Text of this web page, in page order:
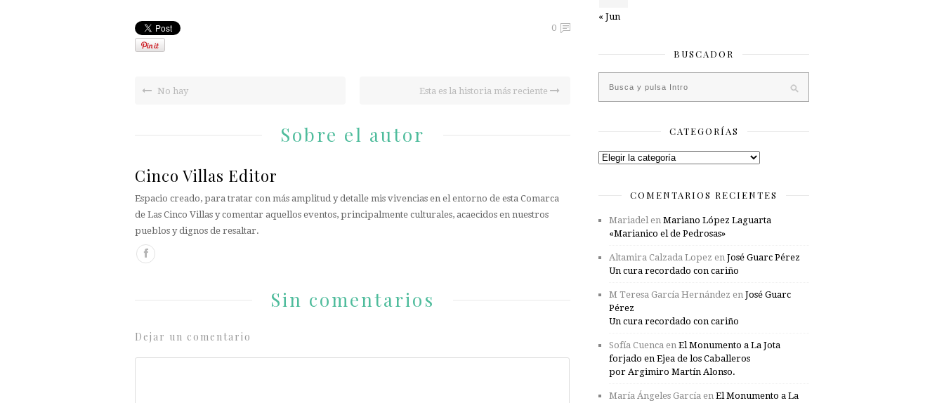
0
No hay Esta es la historia más reciente
Sobre el autor
Cinco Villas Editor
Espacio creado, para tratar con más amplitud y detalle mis vivencias en el entorno de esta Comarca
de Las Cinco Villas y comentar aquellos eventos, principalmente culturales, acaecidos en nuestros
pueblos y dignos de resaltar.
Sin comentarios
Dejar un comentario
« Jun
BUSCADOR
CATEGORÍAS
Categorías
COMENTARIOS RECIENTES
Mariadelen Mariano López Laguarta
«Marianico el de Pedrosas»
Altamira Calzada Lopez en José Guarc Pérez
Un cura recordado con cariño
M Teresa García Hernández en José Guarc
Pérez
Un cura recordado con cariño
Sofía Cuenca en El Monumento a La Jota
forjado en Ejea de los Caballeros
por Argimiro Martín Alonso.
María Ángeles García en El Monumento a La